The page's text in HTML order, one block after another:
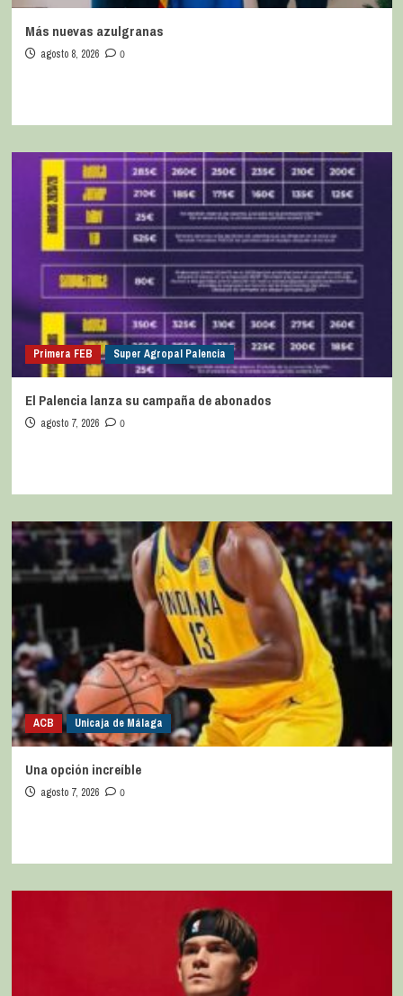
Más nuevas azulgranas
agosto 8, 2026 0
Primera FEB Super Agropal Palencia
El Palencia lanza su campaña de abonados
agosto 7, 2026 0
ACB Unicaja de Málaga
Una opción increíble
agosto 7, 2026 0